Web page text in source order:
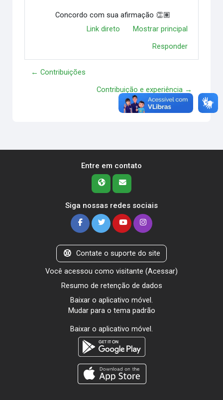
Concordo com sua afirmação 👏🏽
Link direto
Mostrar principal
Responder
← Contribuições
Contribuição e experiência →
Entre em contato
Siga nossas redes sociais
Contate o suporte do site
Você acessou como visitante (Acessar)
Resumo de retenção de dados
Baixar o aplicativo móvel.
Mudar para o tema padrão
Baixar o aplicativo móvel.